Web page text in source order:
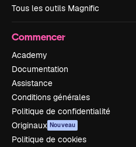
Tous les outils Magnific
Commencer
Academy
Documentation
Assistance
Conditions générales
Politique de confidentialité
Originaux Nouveau
Politique de cookies